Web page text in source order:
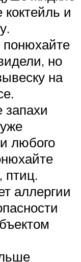
коктейль и
но
на
запахи
любого
птиц.
аллергии